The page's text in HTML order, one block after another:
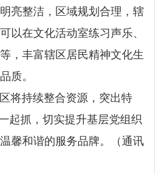
亮整洁，区域规划合理，辖
以在文化活动室练习声乐、
，丰富辖区居民精神文化生
质。
将持续整合资源，突出特
起抓，切实提升基层党组织
馨和谐的服务品牌。（通讯